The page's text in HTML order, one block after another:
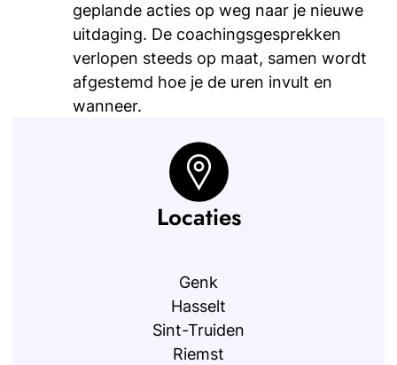
geplande acties op weg naar je nieuwe
uitdaging. De coachingsgesprekken
verlopen steeds op maat, samen wordt
afgestemd hoe je de uren invult en
wanneer.
Locaties
Genk
Hasselt
Sint-Truiden
Riemst